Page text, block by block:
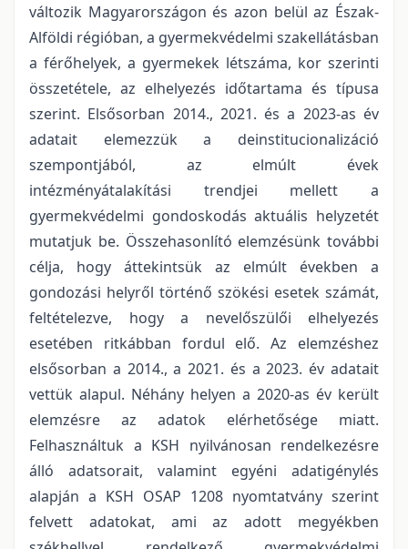
változik Magyarországon és azon belül az Észak-
Alföldi régióban, a gyermekvédelmi szakellátásban
a férőhelyek, a gyermekek létszáma, kor szerinti
összetétele, az elhelyezés időtartama és típusa
szerint. Elsősorban 2014., 2021. és a 2023-as év
adatait elemezzük a deinstitucionalizáció
szempontjából, az elmúlt évek
intézményátalakítási trendjei mellett a
gyermekvédelmi gondoskodás aktuális helyzetét
mutatjuk be. Összehasonlító elemzésünk további
célja, hogy áttekintsük az elmúlt években a
gondozási helyről történő szökési esetek számát,
feltételezve, hogy a nevelőszülői elhelyezés
esetében ritkábban fordul elő. Az elemzéshez
elsősorban a 2014., a 2021. és a 2023. év adatait
vettük alapul. Néhány helyen a 2020-as év került
elemzésre az adatok elérhetősége miatt.
Felhasználtuk a KSH nyilvánosan rendelkezésre
álló adatsorait, valamint egyéni adatigénylés
alapján a KSH OSAP 1208 nyomtatvány szerint
felvett adatokat, ami az adott megyékben